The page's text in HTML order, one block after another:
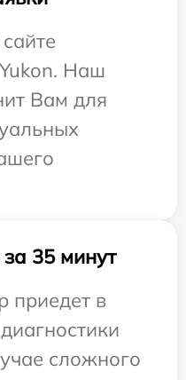
Наш
Вам для
35 минут
приедет в
сложного